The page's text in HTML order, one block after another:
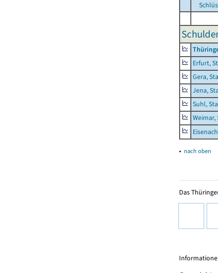
Erfurt,
Gera,
Jena,
Suhl,
Weimar,
▴ nach oben
Das